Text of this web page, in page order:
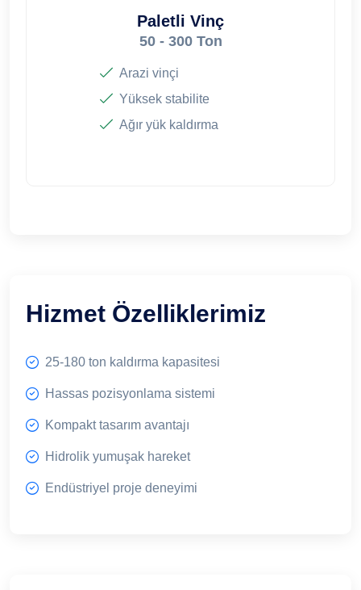
Paletli Vinç
50 - 300 Ton
Arazi vinçi
Yüksek stabilite
Ağır yük kaldırma
Hizmet Özelliklerimiz
25-180 ton kaldırma kapasitesi
Hassas pozisyonlama sistemi
Kompakt tasarım avantajı
Hidrolik yumuşak hareket
Endüstriyel proje deneyimi